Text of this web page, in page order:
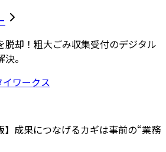
脱却！粗大ごみ収集受付のデジタル
。
】成果につなげるカギは事前の“業務